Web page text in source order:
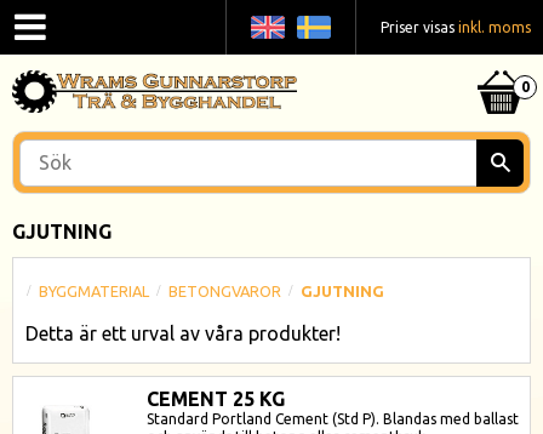
Priser visas inkl. moms
GJUTNING
BYGGMATERIAL BETONGVAROR GJUTNING
Detta är ett urval av våra produkter!
CEMENT 25 KG
Standard Portland Cement (Std P). Blandas med ballast